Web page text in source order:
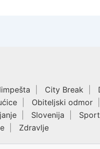
City Break
Obiteljski odmor
Slovenija Sport
Zdravlje